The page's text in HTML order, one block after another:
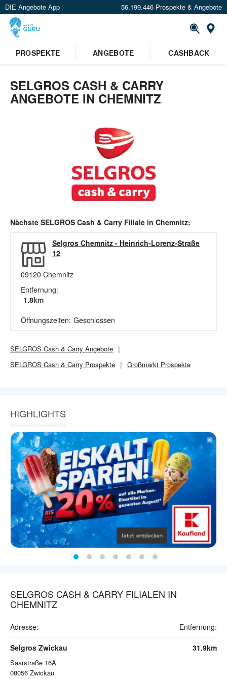
DIE Angebote App 56.199.446 Prospekte & Angebote
PROSPEKTE
ANGEBOTE CASHBACK
SELGROS CASH & CARRY
ANGEBOTE IN CHEMNITZ
Nächste SELGROS Cash & Carry Filiale in Chemnitz:
Selgros Chemnitz - Heinrich-Lorenz-Straße
12
09120 Chemnitz
Entfernung:
1.8km
Öffnungszeiten: Geschlossen
SELGROS Cash & Carry Angebote
SELGROS Cash & Carry Prospekte Großmarkt Prospekte
HIGHLIGHTS
SELGROS CASH & CARRY FILIALEN IN
CHEMNITZ
Adresse: Entfernung:
Selgros Zwickau
Saarstraße 16A
08056 Zwickau
31.9km